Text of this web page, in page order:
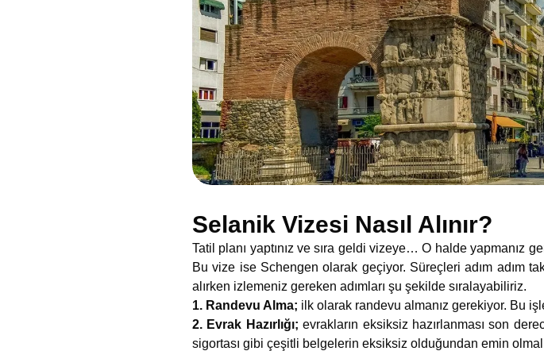
Selanik Vizesi Nasıl Alınır?
Tatil planı yaptınız ve sıra geldi vizeye… O halde yapmanız
Bu vize ise Schengen olarak geçiyor. Süreçleri adım adım
alırken izlemeniz gereken adımları şu şekilde sıralayabiliriz.
1. Randevu Alma; ilk olarak randevu almanız gerekiyor. Bu
2. Evrak Hazırlığı;evrakların eksiksiz hazırlanması son
sigortası gibi çeşitli belgelerin eksiksiz olduğundan emin